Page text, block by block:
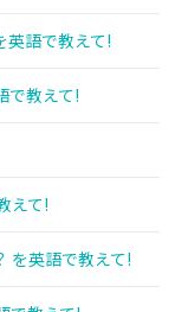
英語で教えて!
で教えて!
えて!
を英語で教えて!